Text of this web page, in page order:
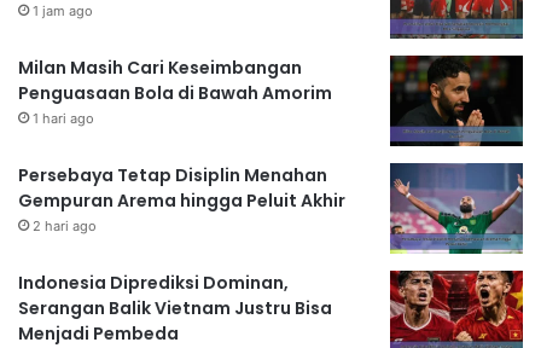
1 jam ago
Milan Masih Cari Keseimbangan
Penguasaan Bola di Bawah Amorim
1 hari ago
Persebaya Tetap Disiplin Menahan
Gempuran Arema hingga Peluit Akhir
2 hari ago
Indonesia Diprediksi Dominan,
Serangan Balik Vietnam Justru Bisa
Menjadi Pembeda